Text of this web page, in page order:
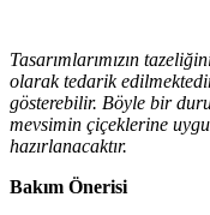
Tasarımlarımızın
olarak tedarik
gösterebilir. Böyle bir
mevsimin çiçeklerine
hazırlanacaktır.
Bakım Önerisi